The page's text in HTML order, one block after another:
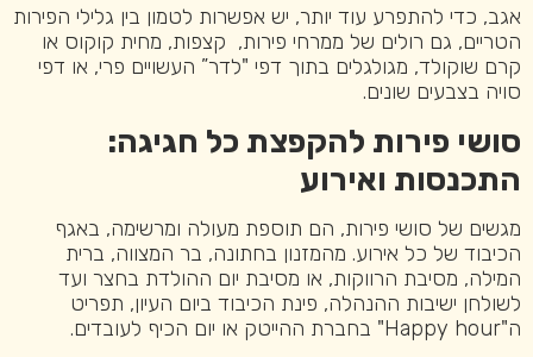
אגב, כדי להתפרע עוד יותר, יש אפשרות לטמון בין גלילי הפירות
הטריים, גם רולים של ממרחי פירות, קצפות, מחית קוקוס או
קרם שוקולד, מגולגלים בתוך דפי "לדר” העשויים פרי, או דפי
סויה בצבעים שונים.
סושי פירות להקפצת כל חגיגה:
התכנסות ואירוע
מגשים של סושי פירות, הם תוספת מעולה ומרשימה, באגף
הכיבוד של כל אירוע. מהמזנון בחתונה, בר המצווה, ברית
המילה, מסיבת הרווקות, או מסיבת יום ההולדת בחצר ועד
לשולחן ישיבות ההנהלה, פינת הכיבוד ביום העיון, תפריט
ה"Happy hour" בחברת ההייטק או יום הכיף לעובדים.